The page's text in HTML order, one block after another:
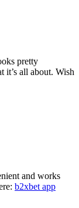
pretty
it’s all about. Wish
and works
b2xbet app